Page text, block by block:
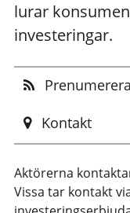
lurar
investeringar.
Prenumerera
Kontakt
Aktörerna
Vissa tar kontakt